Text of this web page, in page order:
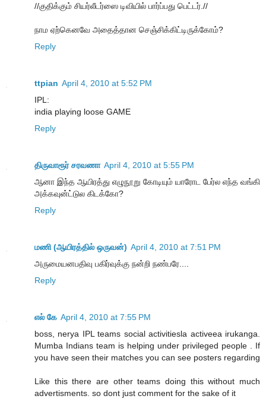
//குதிக்கும் சியர்லீடர்ஸை டிவியில் பார்ப்பது பெட்டர்.//
நாம ஏற்கெனவே அதைத்தான செஞ்சிக்கிட்டிருக்கோம்?
Reply
ttpian April 4, 2010 at 5:52 PM
IPL:
india playing loose GAME
Reply
திருவாரூர் சரவணா April 4, 2010 at 5:55 PM
ஆனா இந்த ஆயிரத்து எழுநூறு கோடியும் யாரோட பேர்ல எந்த வங்கி
அக்கவுன்ட்டுல கிடக்கோ?
Reply
மணி (ஆயிரத்தில் ஒருவன்) April 4, 2010 at 7:51 PM
அருமையனபதிவு பகிர்வுக்கு நன்றி நண்பரே....
Reply
எல் கே April 4, 2010 at 7:55 PM
boss, nerya IPL teams social activitiesla activeea irukanga.
Mumba Indians team is helping under privileged people . If
you have seen their matches you can see posters regarding
Like this there are other teams doing this without much
advertisments. so dont just comment for the sake of it